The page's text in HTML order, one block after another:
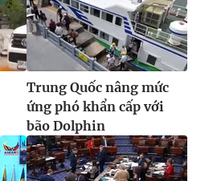
Trung Quốc nâng mức
ứng phó khẩn cấp với
bão Dolphin